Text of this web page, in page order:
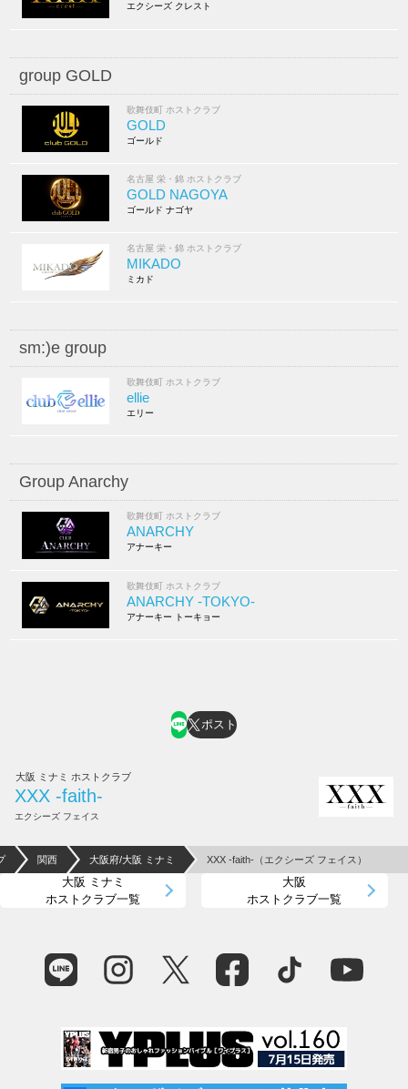
エクシーズ クレスト
group GOLD
歌舞伎町 ホストクラブ
GOLD
ゴールド
名古屋 栄・錦 ホストクラブ
GOLD NAGOYA
ゴールド ナゴヤ
名古屋 栄・錦 ホストクラブ
MIKADO
ミカド
sm:)e group
歌舞伎町 ホストクラブ
ellie
エリー
Group Anarchy
歌舞伎町 ホストクラブ
ANARCHY
アナーキー
歌舞伎町 ホストクラブ
ANARCHY -TOKYO-
アナーキー トーキョー
ポスト
大阪 ミナミ ホストクラブ
XXX -faith-
エクシーズ フェイス
関西 大阪府/大阪 ミナミ XXX -faith-（エクシーズ フェイス）
大阪 ミナミ
ホストクラブ一覧
大阪
ホストクラブ一覧